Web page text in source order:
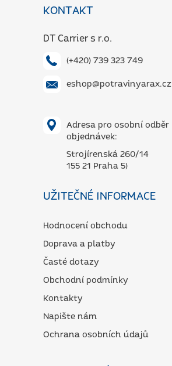
KONTAKT
DT Carrier s r.o.
(+420) 739 323 749
eshop@potravinyarax.cz
Adresa pro osobní odběr
objednávek:
Strojírenská 260/14
155 21 Praha 5)
UŽITEČNÉ INFORMACE
Hodnocení obchodu
Doprava a platby
Časté dotazy
Obchodní podmínky
Kontakty
Napište nám
Ochrana osobních údajů